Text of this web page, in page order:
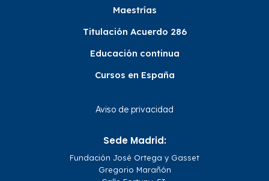
Maestrías
Titulación Acuerdo 286
Educación continua
Cursos en España
Aviso de privacidad
Sede Madrid:
Fundación José Ortega y Gasset
Gregorio Marañón